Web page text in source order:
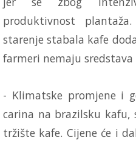
produktivnost
starenje stabala kafe
farmeri nemaju sredstava
- Klimatske promjene i
carina na brazilsku kafu,
tržište kafe. Cijene će i